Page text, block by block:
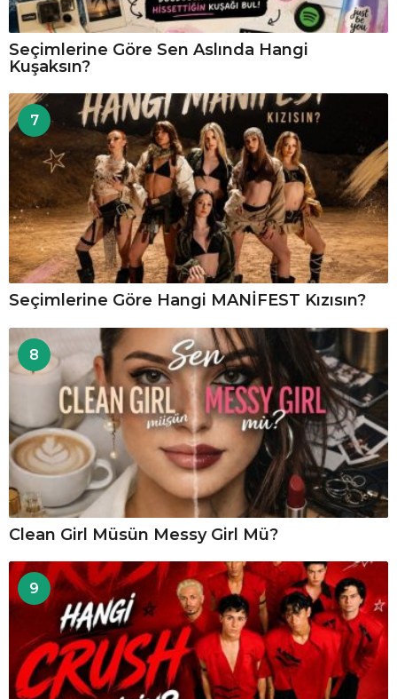
Seçimlerine Göre Sen Aslında Hangi
Kuşaksın?
7
Seçimlerine Göre Hangi MANİFEST Kızısın?
8
Clean Girl Müsün Messy Girl Mü?
9